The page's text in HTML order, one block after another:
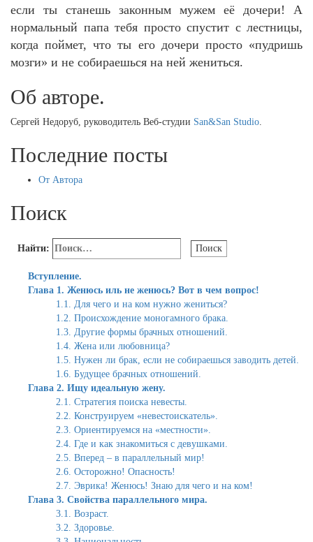
если ты станешь законным мужем её дочери! А
нормальный папа тебя просто спустит с лестницы,
когда поймет, что ты его дочери просто «пудришь
мозги» и не собираешься на ней жениться.
Об авторе.
Сергей Недоруб, руководитель Веб-студии San&San Studio
Последние посты
От Автора
Поиск
Найти:
Вступление.
Глава 1. Женюсь иль не женюсь? Вот в чем вопрос!
1.1. Для чего и на ком нужно жениться?
1.2. Происхождение моногамного брака.
1.3. Другие формы брачных отношений.
1.4. Жена или любовница?
1.5. Нужен ли брак, если не собираешься заводить детей.
1.6. Будущее брачных отношений.
Глава 2. Ищу идеальную жену.
2.1. Стратегия поиска невесты.
2.2. Конструируем «невестоискатель».
2.3. Ориентируемся на «местности».
2.4. Где и как знакомиться с девушками.
2.5. Вперед – в параллельный мир!
2.6. Осторожно! Опасность!
2.7. Эврика! Женюсь! Знаю для чего и на ком!
Глава 3. Свойства параллельного мира.
3.1. Возраст.
3.2. Здоровье.